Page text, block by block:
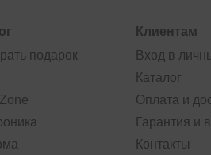
подарок
Клиентам
Вход в
Каталог
Оплата и
Гарантия и
Контакты